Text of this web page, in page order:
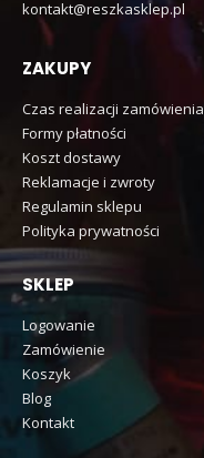
kontakt@reszkasklep.pl
ZAKUPY
Czas realizacji zamówienia
Formy płatności
Koszt dostawy
Reklamacje i zwroty
Regulamin sklepu
Polityka prywatności
SKLEP
Logowanie
Zamówienie
Koszyk
Blog
Kontakt